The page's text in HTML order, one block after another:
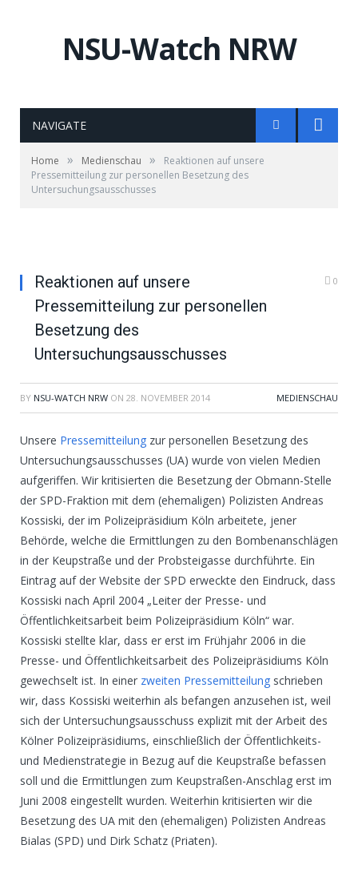
NSU-Watch NRW
NAVIGATE
Home » Medienschau »
Reaktionen auf unsere
Pressemitteilung zur personellen Besetzung des
Untersuchungsausschusses
Reaktionen auf unsere
Pressemitteilung zur personellen
Besetzung des
Untersuchungsausschusses
0
BY NSU-WATCH NRW ON 28. NOVEMBER 2014 MEDIENSCHAU
Unsere Pressemitteilung zur personellen Besetzung des
Untersuchungsausschusses (UA) wurde von vielen Medien
aufgeriffen. Wir kritisierten die Besetzung der Obmann-Stelle
der SPD-Fraktion mit dem (ehemaligen) Polizisten Andreas
Kossiski, der im Polizeipräsidium Köln arbeitete, jener
Behörde, welche die Ermittlungen zu den Bombenanschlägen
in der Keupstraße und der Probsteigasse durchführte. Ein
Eintrag auf der Website der SPD erweckte den Eindruck, dass
Kossiski nach April 2004 „Leiter der Presse- und
Öffentlichkeitsarbeit beim Polizeipräsidium Köln“ war.
Kossiski stellte klar, dass er erst im Frühjahr 2006 in die
Presse- und Öffentlichkeitsarbeit des Polizeipräsidiums Köln
gewechselt ist. In einer zweiten Pressemitteilung schrieben
wir, dass Kossiski weiterhin als befangen anzusehen ist, weil
sich der Untersuchungsausschuss explizit mit der Arbeit des
Kölner Polizeipräsidiums, einschließlich der Öffentlichkeits-
und Medienstrategie in Bezug auf die Keupstraße befassen
soll und die Ermittlungen zum Keupstraßen-Anschlag erst im
Juni 2008 eingestellt wurden. Weiterhin kritisierten wir die
Besetzung des UA mit den (ehemaligen) Polizisten Andreas
Bialas (SPD) und Dirk Schatz (Priaten).